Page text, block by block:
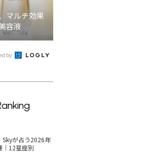
マルチ効果
容液
by
Skyが占う2026年
｜12星座別